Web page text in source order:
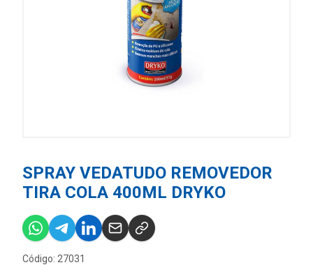
SPRAY VEDATUDO REMOVEDOR
TIRA COLA 400ML DRYKO
Código: 27031